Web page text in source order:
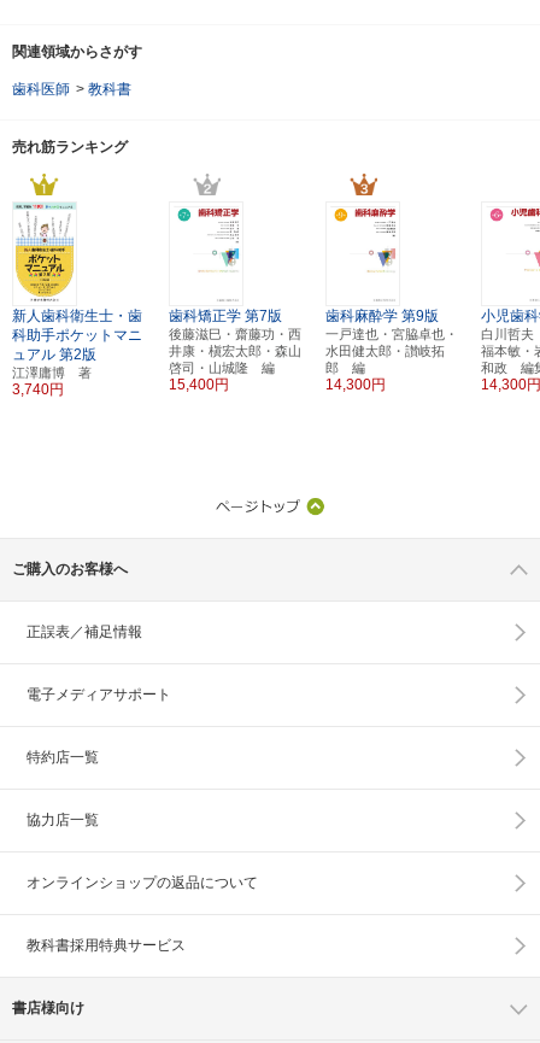
関連領域からさがす
歯科医師 > 教科書
売れ筋ランキング
新人歯科衛生士・歯
科助手ポケットマニ
ュアル 第2版
江澤庸博 著
3,740円
歯科矯正学 第7版
後藤滋巳・齋藤功・西
井康・槇宏太郎・森山
啓司・山城隆 編
15,400円
歯科麻酔学 第9版
一戸達也・宮脇卓也・
水田健太郎・讃岐拓
郎 編
14,300円
小児歯
白川哲
福本敏・
和政 編
14,300
ご購入のお客様へ
正誤表／補足情報
電子メディアサポート
特約店一覧
協力店一覧
オンラインショップの返品について
教科書採用特典サービス
書店様向け